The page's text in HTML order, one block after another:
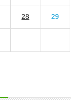
28 29